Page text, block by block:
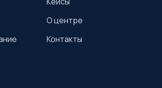
О центре
Контакты